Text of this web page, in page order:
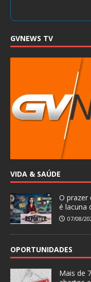
GVNEWS TV
VIDA & SAÚDE
O prazer
é lacuna
07/08/
OPORTUNIDADES
Mais de